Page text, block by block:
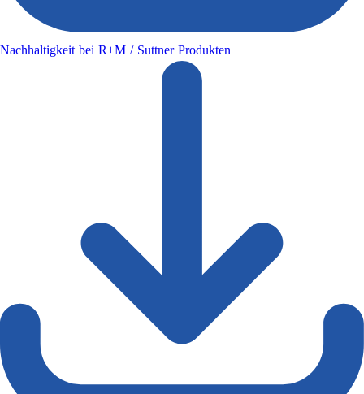
Nachhaltigkeit bei R+M / Suttner Produkten